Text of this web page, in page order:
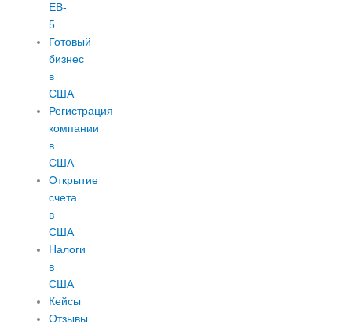
EB-
5
Готовый
бизнес
в
США
Регистрация
компании
в
США
Открытие
счета
в
США
Налоги
в
США
Кейсы
Отзывы